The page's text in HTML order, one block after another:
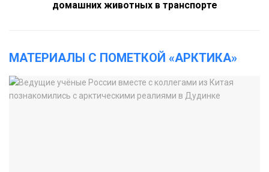
домашних животных в транспорте
МАТЕРИАЛЫ С ПОМЕТКОЙ «АРКТИКА»